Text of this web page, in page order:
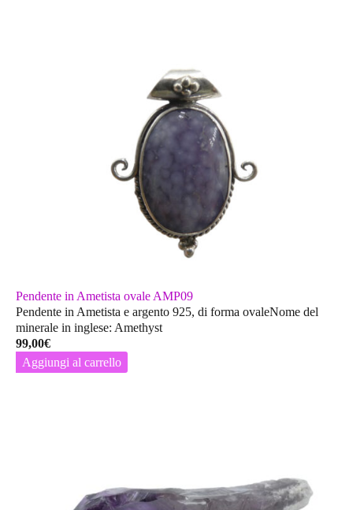
Pendente in Ametista ovale AMP09
Pendente in Ametista e argento 925, di forma ovaleNome del
minerale in inglese: Amethyst
99,00€
Aggiungi al carrello